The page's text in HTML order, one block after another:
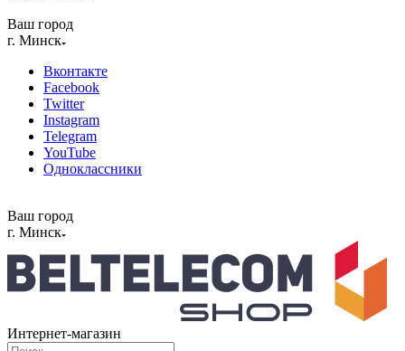
Ваш город
г. Минск
Вконтакте
Facebook
Twitter
Instagram
Telegram
YouTube
Одноклассники
Ваш город
г. Минск
Интернет-магазин